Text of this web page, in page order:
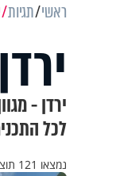
ראשי תגיות
ירדן -
לכל
נמצאו 121 תוצאות: